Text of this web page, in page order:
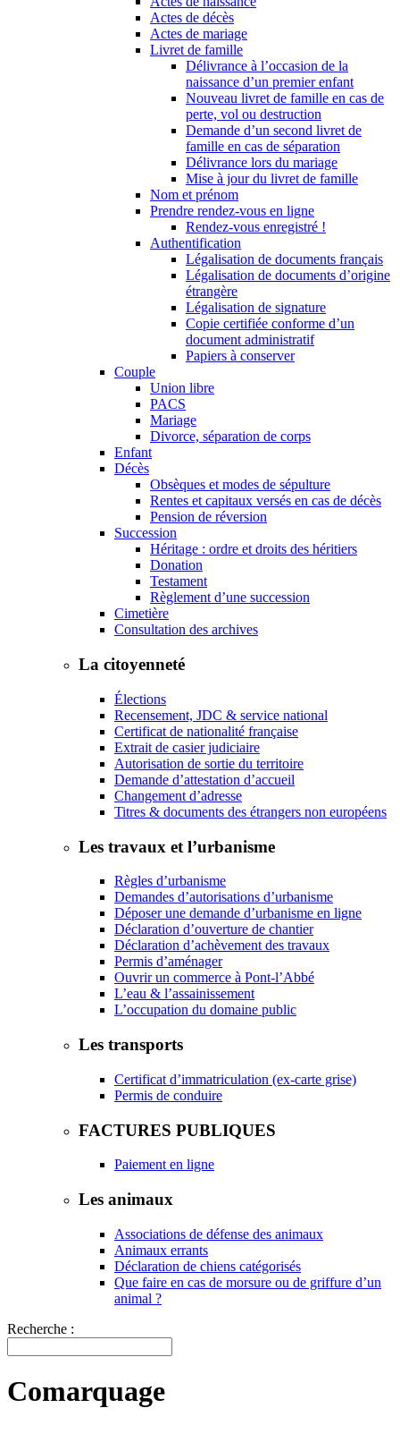
Actes de décès
Actes de mariage
Livret de famille
Délivrance à l’occasion de la
naissance d’un premier enfant
Nouveau livret de famille en cas de
perte, vol ou destruction
Demande d’un second livret de
famille en cas de séparation
Délivrance lors du mariage
Mise à jour du livret de famille
Nom et prénom
Prendre rendez-vous en ligne
Rendez-vous enregistré !
Authentification
Légalisation de documents français
Légalisation de documents d’origine
étrangère
Légalisation de signature
Copie certifiée conforme d’un
document administratif
Papiers à conserver
Couple
Union libre
PACS
Mariage
Divorce, séparation de corps
Enfant
Décès
Obsèques et modes de sépulture
Rentes et capitaux versés en cas de décès
Pension de réversion
Succession
Héritage : ordre et droits des héritiers
Donation
Testament
Règlement d’une succession
Cimetière
Consultation des archives
La citoyenneté
Élections
Recensement, JDC & service national
Certificat de nationalité française
Extrait de casier judiciaire
Autorisation de sortie du territoire
Demande d’attestation d’accueil
Changement d’adresse
Titres & documents des étrangers non européens
Les travaux et l’urbanisme
Règles d’urbanisme
Demandes d’autorisations d’urbanisme
Déposer une demande d’urbanisme en ligne
Déclaration d’ouverture de chantier
Déclaration d’achèvement des travaux
Permis d’aménager
Ouvrir un commerce à Pont-l’Abbé
L’eau & l’assainissement
L’occupation du domaine public
Les transports
Certificat d’immatriculation (ex-carte grise)
Permis de conduire
FACTURES PUBLIQUES
Paiement en ligne
Les animaux
Associations de défense des animaux
Animaux errants
Déclaration de chiens catégorisés
Que faire en cas de morsure ou de griffure d’un
animal ?
Recherche :
Comarquage